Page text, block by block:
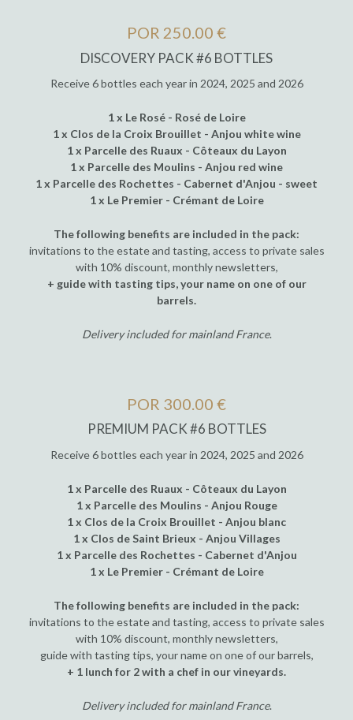
POR 250.00 €
DISCOVERY PACK #6 BOTTLES
Receive 6 bottles each year in 2024, 2025 and 2026
1 x Le Rosé - Rosé de Loire
1 x Clos de la Croix Brouillet - Anjou white wine
1 x Parcelle des Ruaux - Côteaux du Layon
1 x Parcelle des Moulins - Anjou red wine
1 x Parcelle des Rochettes - Cabernet d'Anjou - sweet
1 x Le Premier - Crémant de Loire
The following benefits are included in the pack:
invitations to the estate and tasting, access to private sales
with 10% discount, monthly newsletters,
+ guide with tasting tips, your name on one of our
barrels.
Delivery included for mainland France.
POR 300.00 €
PREMIUM PACK #6 BOTTLES
Receive 6 bottles each year in 2024, 2025 and 2026
1 x Parcelle des Ruaux - Côteaux du Layon
1 x Parcelle des Moulins - Anjou Rouge
1 x Clos de la Croix Brouillet - Anjou blanc
1 x Clos de Saint Brieux - Anjou Villages
1 x Parcelle des Rochettes - Cabernet d'Anjou
1 x Le Premier - Crémant de Loire
The following benefits are included in the pack:
invitations to the estate and tasting, access to private sales
with 10% discount, monthly newsletters,
guide with tasting tips, your name on one of our barrels,
+ 1 lunch for 2 with a chef in our vineyards.
Delivery included for mainland France.